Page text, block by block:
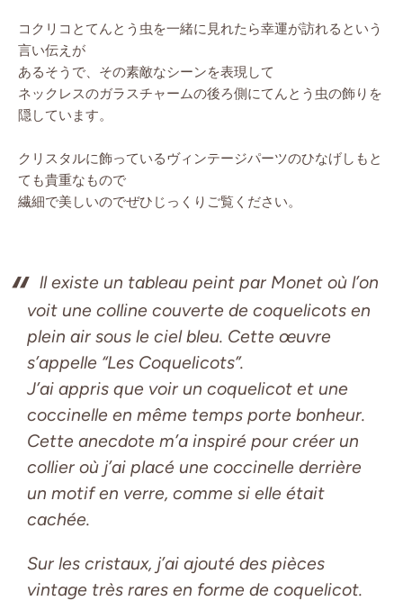
コクリコとてんとう虫を一緒に見れたら幸運が訪れるという
言い伝えが
あるそうで、その素敵なシーンを表現して
ネックレスのガラスチャームの後ろ側にてんとう虫の飾りを
隠しています。
クリスタルに飾っているヴィンテージパーツのひなげしもと
ても貴重なもので
繊細で美しいのでぜひじっくりご覧ください。
ll existe un tableau peint par Monet où l’on
voit une colline couverte de coquelicots en
plein air sous le ciel bleu. Cette œuvre
s’appelle “Les Coquelicots”.
J’ai appris que voir un coquelicot et une
coccinelle en même temps porte bonheur.
Cette anecdote m’a inspiré pour créer un
collier où j’ai placé une coccinelle derrière
un motif en verre, comme si elle était
cachée.
Sur les cristaux, j’ai ajouté des pièces
vintage très rares en forme de coquelicot.